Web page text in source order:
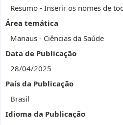
Resumo - Inserir os nomes de
Área temática
Manaus - Ciências da Saúde
Data de Publicação
28/04/2025
País da Publicação
Brasil
Idioma da Publicação